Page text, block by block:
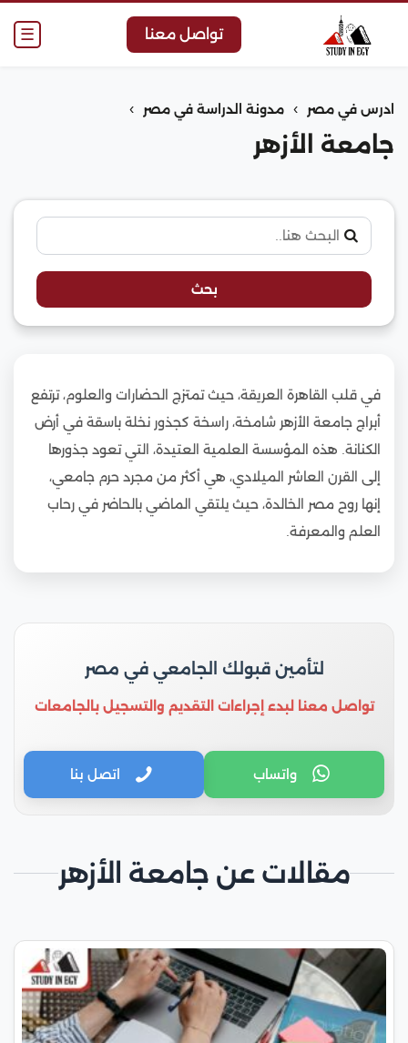
☰ تواصل معنا
ادرس في مصر › مدونة الدراسة في مصر ›
جامعة الأزهر
بحث
في قلب القاهرة العريقة، حيث تمتزج الحضارات والعلوم، ترتفع
أبراج جامعة الأزهر شامخة، راسخة كجذور نخلة باسقة في أرض
الكنانة. هذه المؤسسة العلمية العتيدة، التي تعود جذورها
إلى القرن العاشر الميلادي، هي أكثر من مجرد حرم جامعي،
إنها روح مصر الخالدة، حيث يلتقي الماضي بالحاضر في رحاب
العلم والمعرفة.
لتأمين قبولك الجامعي في مصر
تواصل معنا لبدء إجراءات التقديم والتسجيل بالجامعات
واتساب اتصل بنا
مقالات عن جامعة الأزهر